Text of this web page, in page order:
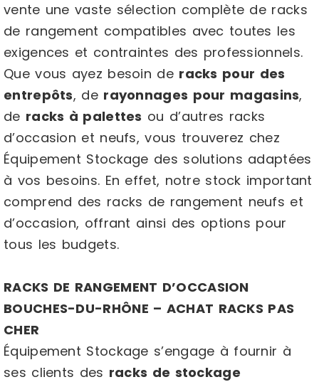
vente une vaste sélection complète de racks
de rangement compatibles avec toutes les
exigences et contraintes des professionnels.
Que vous ayez besoin de racks pour des
entrepôts, de rayonnages pour magasins,
de racks à palettes ou d’autres racks
d’occasion et neufs, vous trouverez chez
Équipement Stockage des solutions adaptées
à vos besoins. En effet, notre stock important
comprend des racks de rangement neufs et
d’occasion, offrant ainsi des options pour
tous les budgets.
RACKS DE RANGEMENT D’OCCASION
BOUCHES-DU-RHÔNE – ACHAT RACKS PAS
CHER
Équipement Stockage s’engage à fournir à
ses clients des racks de stockage